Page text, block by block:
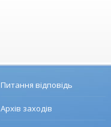
Питання відповідь
Архів заходів